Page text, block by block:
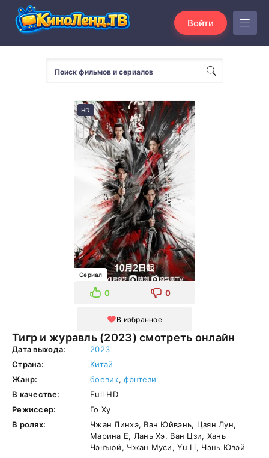
Войти
Тигр и журавль (2023) смотреть онлайн
HD
Сериал
0 0
В избранное
Дата выхода:
2023
Страна:
Китай
Жанр:
боевик,фэнтези
В качестве:
Full HD
Режиссер:
Го Ху
В ролях:
Чжан Линхэ, Ван Юйвэнь, Цзян Лун,
Марина Е, Лань Хэ, Ван Цзи, Хань
Чэнъюй, Чжан Муси, Yu Li, Чэнь Ювэй